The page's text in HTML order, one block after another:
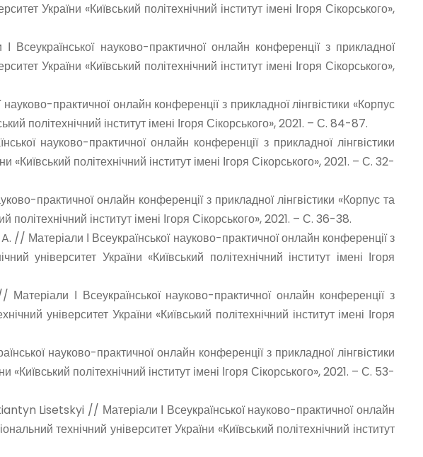
України «Київський політехнічний інститут імені Ігоря Сікорського»,
науково-практичної онлайн конференції з прикладної
України «Київський політехнічний інститут імені Ігоря Сікорського»,
практичної онлайн конференції з прикладної лінгвістики «Корпус
політехнічний інститут імені Ігоря Сікорського», 2021. – С. 84-87.
науково-практичної онлайн конференції з прикладної лінгвістики
політехнічний інститут імені Ігоря Сікорського», 2021. – С. 32-
практичної онлайн конференції з прикладної лінгвістики «Корпус та
інститут імені Ігоря Сікорського», 2021. – С. 36-38.
Матеріали І Всеукраїнської науково-практичної онлайн конференції з
університет України «Київський політехнічний інститут імені Ігоря
І Всеукраїнської науково-практичної онлайн конференції з
університет України «Київський політехнічний інститут імені Ігоря
науково-практичної онлайн конференції з прикладної лінгвістики
політехнічний інститут імені Ігоря Сікорського», 2021. – С. 53-
Lisetskyi // Матеріали І Всеукраїнської науково-практичної онлайн
технічний університет України «Київський політехнічний інститут